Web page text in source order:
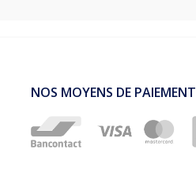
NOS MOYENS DE PAIEMENT